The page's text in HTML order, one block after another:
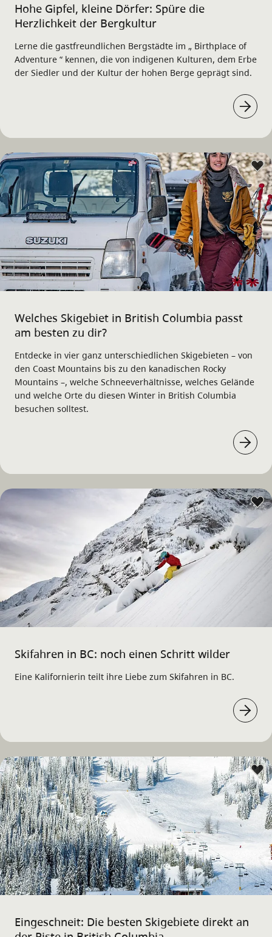
Hohe Gipfel, kleine Dörfer: Spüre die
Herzlichkeit der Bergkultur
Lerne die gastfreundlichen Bergstädte im „ Birthplace of
Adventure “ kennen, die von indigenen Kulturen, dem Erbe
der Siedler und der Kultur der hohen Berge geprägt sind.
Welches Skigebiet in British Columbia passt
am besten zu dir?
Entdecke in vier ganz unterschiedlichen Skigebieten – von
den Coast Mountains bis zu den kanadischen Rocky
Mountains –, welche Schneeverhältnisse, welches Gelände
und welche Orte du diesen Winter in British Columbia
besuchen solltest.
Skifahren in BC: noch einen Schritt wilder
Eine Kalifornierin teilt ihre Liebe zum Skifahren in BC.
Eingeschneit: Die besten Skigebiete direkt an